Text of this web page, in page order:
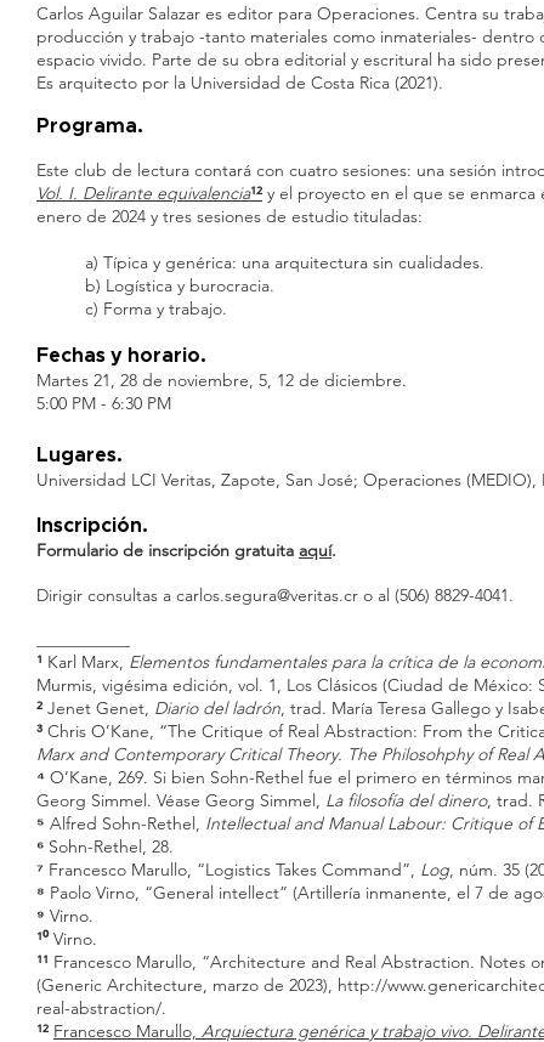
Carlos Aguilar Salazar es editor para Operaciones. Centra su
producción y trabajo -tanto materiales como inmateriales-
espacio vivido. Parte de su obra editorial y escritural ha sido
Es arquitecto por la Universidad de Costa Rica (2021).
Programa.
Este club de lectura contará con cuatro sesiones: una sesión
Vol. I. Delirante equivalencia¹² y el proyecto en el que se
enero de 2024 y tres sesiones de estudio tituladas:
a) Típica y genérica: una arquitectura sin cualidades.
b) Logística y burocracia.
c) Forma y trabajo.
Fechas y horario.
Martes 21, 28 de noviembre, 5, 12 de diciembre.
5:00 PM - 6:30 PM
Lugares.
Universidad LCI Veritas, Zapote, San José; Operaciones (MEDIO),
Inscripción.
Formulario de inscripción gratuita aquí.
Dirigir consultas a carlos.segura@veritas.cr o al (506) 8829-4041.
¹ Karl Marx, Elementos fundamentales para la crítica de la
Murmis, vigésima edición, vol. 1, Los Clásicos (Ciudad de México:
² Jenet Genet, Diario del ladrón, trad. María Teresa Gallego y
³ Chris O’Kane, “The Critique of Real Abstraction: From the
Marx and Contemporary Critical Theory. The Philosohphy of Real
⁴ O’Kane, 269. Si bien Sohn-Rethel fue el primero en términos
Georg Simmel. Véase Georg Simmel, La filosofía del dinero, trad.
⁵ Alfred Sohn-Rethel, Intellectual and Manual Labour: Critique of
⁶ Sohn-Rethel, 28.
⁷ Francesco Marullo, “Logistics Takes Command”, Log, núm. 35
⁸ Paolo Virno, “General intellect” (Artillería inmanente, el 7 de
⁹ Virno.
¹⁰Virno.
¹¹ Francesco Marullo, “Architecture and Real Abstraction. Notes
(Generic Architecture, marzo de 2023), http://
real-abstraction/.
¹² Francesco Marullo, Arquiectura genérica y trabajo vivo.